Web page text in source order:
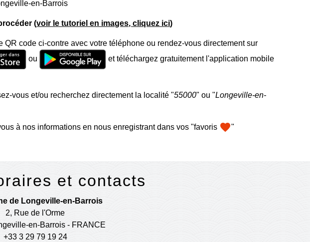
en-Barrois
(voir le tutoriel en images, cliquez ici)
QR code ci-contre avec votre téléphone ou rendez-vous directement sur
ou
et téléchargez gratuitement l'application mobile
vous et/ou recherchez directement la localité "55000" ou "Longeville-en-
à nos informations en nous enregistrant dans vos "favoris favorite"
et contacts
de Longeville-en-Barrois
2, Rue de l'Orme
en-Barrois - FRANCE
+33 3 29 79 19 24